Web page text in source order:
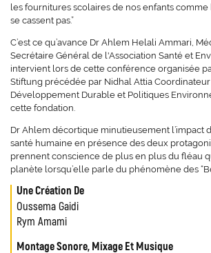
Une Création De
Oussema Gaidi
Rym Amami
Montage Sonore, Mixage Et Musique
les fournitures scolaires de nos enfants
se cassent pas.”
C’est ce qu’avance Dr Ahlem Helali Ammari,
Secrétaire Général de l'Association Santé et
intervient lors de cette conférence organisée
Stiftung précédée par Nidhal Attia
Développement Durable et Politiques
cette fondation.
Dr Ahlem décortique minutieusement l’impact
santé humaine en présence des deux
prennent conscience de plus en plus du fléau
planète lorsqu’elle parle du phénomène des